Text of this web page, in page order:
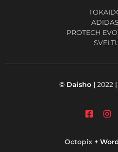
ADIDAS
PROTECH
© Daisho | 2022 |
Octopix +